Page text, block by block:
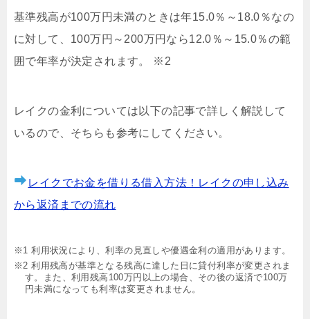
基準残高が100万円未満のときは年15.0％～18.0％なの
に対して、100万円～200万円なら12.0％～15.0％の範
囲で年率が決定されます。 ※2
レイクの金利については以下の記事で詳しく解説して
いるので、そちらも参考にしてください。
レイクでお金を借りる借入方法！レイクの申し込み
から返済までの流れ
※1 利用状況により、利率の見直しや優遇金利の適用があります。
※2 利用残高が基準となる残高に達した日に貸付利率が変更されま
す。また、利用残高100万円以上の場合、その後の返済で100万
円未満になっても利率は変更されません。